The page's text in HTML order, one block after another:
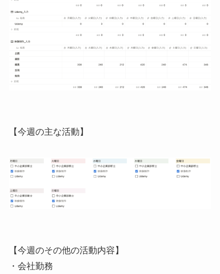
【今週の主な活動】
【今週のその他の活動内容】
・会社勤務